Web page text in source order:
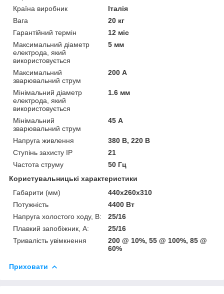
Країна виробник
Італія
Вага
20 кг
Гарантійний термін
12 міс
Максимальний діаметр
електрода, який
використовується
5 мм
Максимальний
зварювальний струм
200 А
Мінімальний діаметр
електрода, який
використовується
1.6 мм
Мінімальний
зварювальний струм
45 А
Напруга живлення
380 В, 220 В
Ступінь захисту IP
21
Частота струму
50 Гц
Користувальницькі характеристики
Габарити (мм)
440x260x310
Потужність
4400 Вт
Напруга холостого ходу, В:
25/16
Плавкий запобіжник, А:
25/16
Тривалість увімкнення
200 @ 10%, 55 @ 100%, 85 @
60%
Приховати